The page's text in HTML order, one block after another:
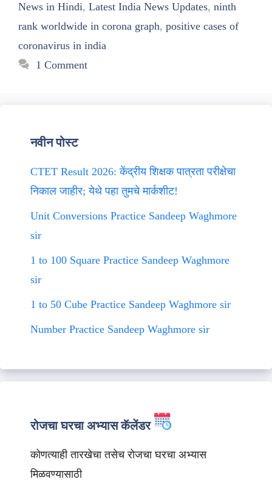
News in Hindi, Latest India News Updates, ninth
rank worldwide in corona graph, positive cases of
coronavirus in india
1 Comment
नवीन पोस्ट
CTET Result 2026: केंद्रीय शिक्षक पात्रता परीक्षेचा
निकाल जाहीर; येथे पहा तुमचे मार्कशीट!
Unit Conversions Practice Sandeep Waghmore
sir
1 to 100 Square Practice Sandeep Waghmore
sir
1 to 50 Cube Practice Sandeep Waghmore sir
Number Practice Sandeep Waghmore sir
रोजचा घरचा अभ्यास कॅलेंडर
कोणत्याही तारखेचा तसेच रोजचा घरचा अभ्यास
मिळवण्यासाठी